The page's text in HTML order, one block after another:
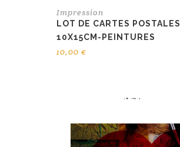
Impression
LOT DE CARTES POSTALES
10X15CM-PEINTURES
10,00 €